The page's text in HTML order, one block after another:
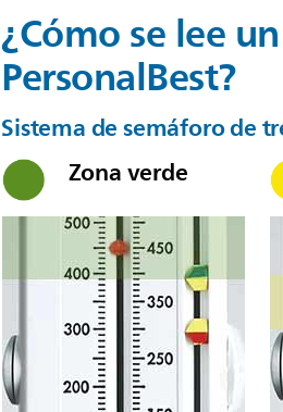
¿Cómo se lee
PersonalBest?
Sistema de semáforo de
Zona verde